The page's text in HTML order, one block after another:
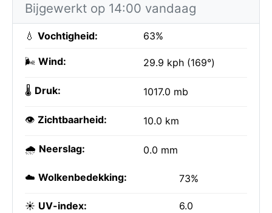
Bijgewerkt op 14:00 vandaag
💧 Vochtigheid: 63%
🌬️ Wind: 29.9 kph (169°)
🌡️ Druk: 1017.0 mb
👁️ Zichtbaarheid: 10.0 km
🌧️ Neerslag: 0.0 mm
☁️ Wolkenbedekking: 73%
☀️ UV-index: 6.0